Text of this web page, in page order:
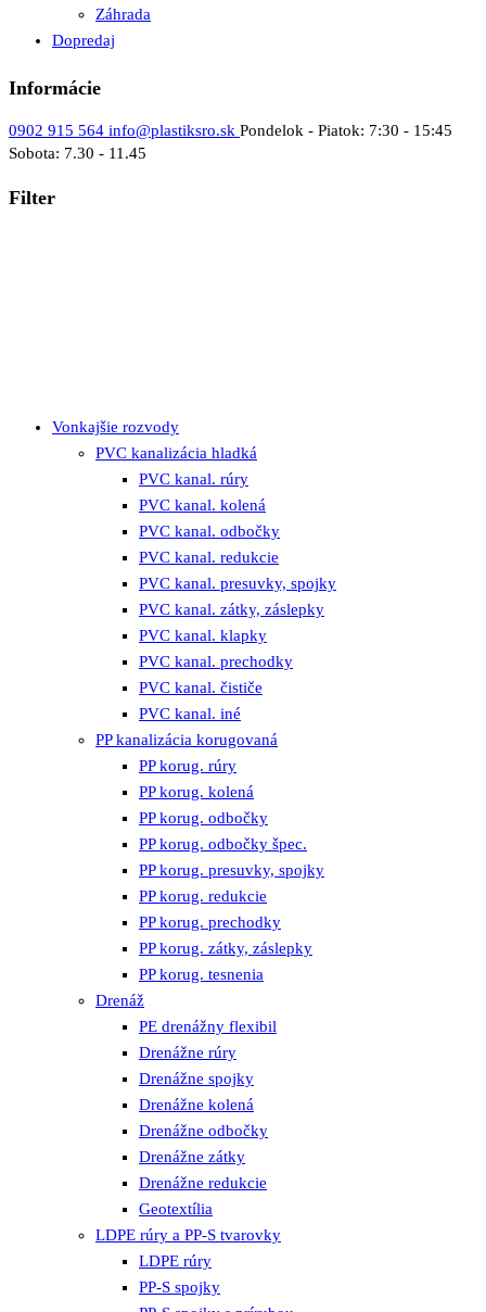
Záhrada
Dopredaj
Informácie
0902 915 564 info@plastiksro.sk Pondelok - Piatok: 7:30 - 15:45
Sobota: 7.30 - 11.45
Filter
Vonkajšie rozvody
PVC kanalizácia hladká
PVC kanal. rúry
PVC kanal. kolená
PVC kanal. odbočky
PVC kanal. redukcie
PVC kanal. presuvky, spojky
PVC kanal. zátky, záslepky
PVC kanal. klapky
PVC kanal. prechodky
PVC kanal. čističe
PVC kanal. iné
PP kanalizácia korugovaná
PP korug. rúry
PP korug. kolená
PP korug. odbočky
PP korug. odbočky špec.
PP korug. presuvky, spojky
PP korug. redukcie
PP korug. prechodky
PP korug. zátky, záslepky
PP korug. tesnenia
Drenáž
PE drenážny flexibil
Drenážne rúry
Drenážne spojky
Drenážne kolená
Drenážne odbočky
Drenážne zátky
Drenážne redukcie
Geotextília
LDPE rúry a PP-S tvarovky
LDPE rúry
PP-S spojky